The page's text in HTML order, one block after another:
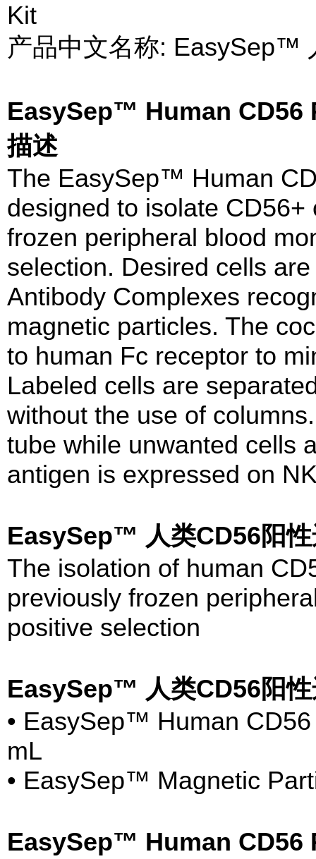
Kit
产品中文名称: EasySep™
EasySep™ Human CD56
描述
The EasySep™ Human
designed to isolate
frozen peripheral blood
selection. Desired cells
Antibody Complexes
magnetic particles. The
to human Fc receptor to
Labeled cells are
without the use of
tube while unwanted cells
antigen is expressed on
EasySep™ 人类CD56阳
The isolation of human
previously frozen
positive selection
EasySep™ 人类CD56阳
• EasySep™ Human
mL
• EasySep™ Magnetic
EasySep™ Human CD56